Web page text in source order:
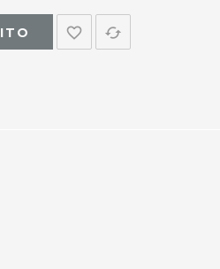
favorite_border cached